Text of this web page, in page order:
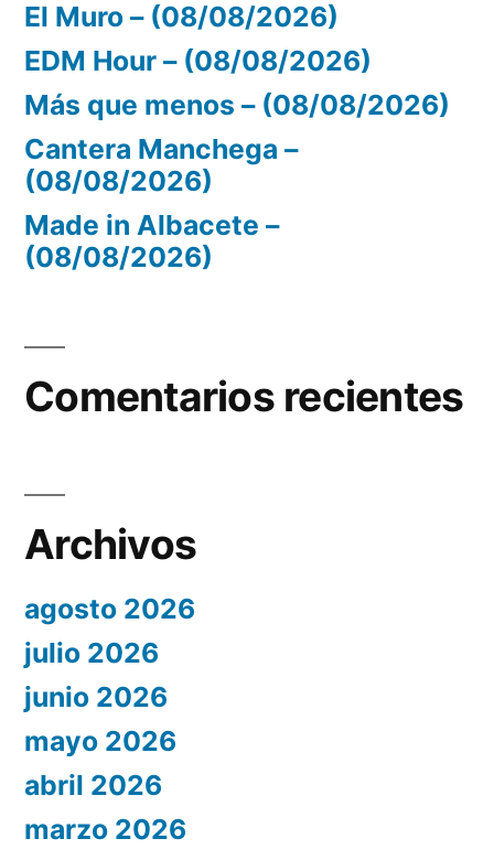
El Muro – (08/08/2026)
EDM Hour – (08/08/2026)
Más que menos – (08/08/2026)
Cantera Manchega –
(08/08/2026)
Made in Albacete –
(08/08/2026)
Comentarios recientes
Archivos
agosto 2026
julio 2026
junio 2026
mayo 2026
abril 2026
marzo 2026